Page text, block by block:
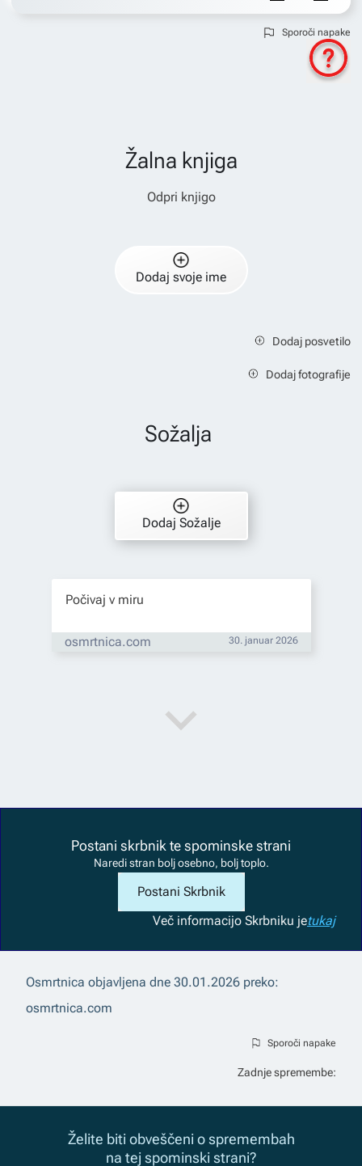
Sporoči napake
Žalna knjiga
Odpri knjigo
Dodaj svoje ime
Dodaj posvetilo
Dodaj fotografije
Sožalja
Dodaj Sožalje
Počivaj v miru
osmrtnica.com 30. januar 2026
Postani skrbnik te spominske strani
Naredi stran bolj osebno, bolj toplo.
Postani Skrbnik
Več informacijo Skrbniku jetukaj
Osmrtnica objavljena dne 30.01.2026 preko:
osmrtnica.com
Sporoči napake
Zadnje spremembe:
Želite biti obveščeni o spremembah
na tej spominski strani?